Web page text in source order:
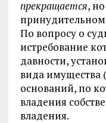
прекращается,
принудительном
По вопросу о
истребование
давности,
вида имущества
оснований, по
владения
владения.